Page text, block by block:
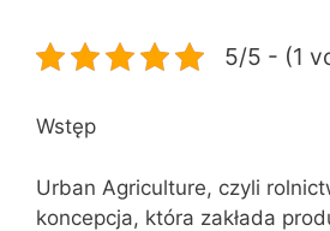
5/5 - (1
Wstęp
Urban Agriculture, czyli
koncepcja, która zakłada